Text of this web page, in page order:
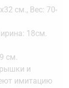
см., Вес: 70-
18см.
см.
и
имитацию